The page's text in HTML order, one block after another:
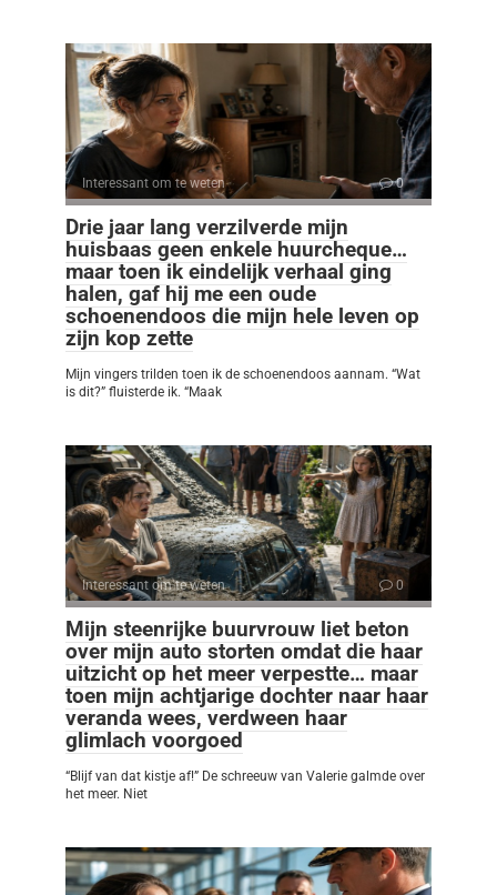
Interessant om te weten 0
Drie jaar lang verzilverde mijn
huisbaas geen enkele huurcheque…
maar toen ik eindelijk verhaal ging
halen, gaf hij me een oude
schoenendoos die mijn hele leven op
zijn kop zette
Mijn vingers trilden toen ik de schoenendoos aannam. “Wat
is dit?” fluisterde ik. “Maak
Interessant om te weten 0
Mijn steenrijke buurvrouw liet beton
over mijn auto storten omdat die haar
uitzicht op het meer verpestte… maar
toen mijn achtjarige dochter naar haar
veranda wees, verdween haar
glimlach voorgoed
“Blijf van dat kistje af!” De schreeuw van Valerie galmde over
het meer. Niet